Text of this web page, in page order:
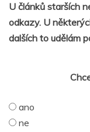
U článků starších
odkazy. U
dalších to udělám
ano
ne